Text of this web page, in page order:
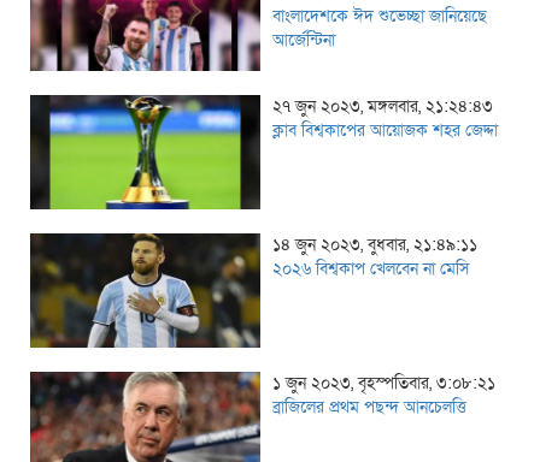
বাংলাদেশকে ঈদ শুভেচ্ছা জানিয়েছে
আর্জেন্টিনা
২৭ জুন ২০২৩, মঙ্গলবার, ২১:২৪:৪৩
ক্লাব বিশ্বকাপের আয়োজক শহর জেদ্দা
১৪ জুন ২০২৩, বুধবার, ২১:৪৯:১১
২০২৬ বিশ্বকাপ খেলবেন না মেসি
১ জুন ২০২৩, বৃহস্পতিবার, ৩:০৮:২১
ব্রাজিলের প্রথম পছন্দ আনচেলত্তি